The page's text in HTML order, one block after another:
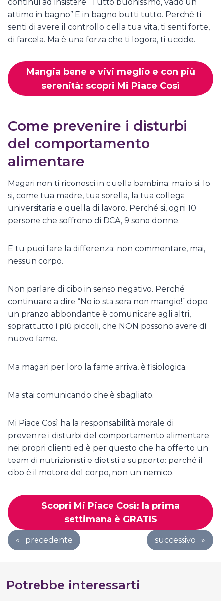
continui ad insistere “Tutto buonissimo, vado un
attimo in bagno” E in bagno butti tutto. Perché ti
senti di avere il controllo della tua vita, ti senti forte,
di farcela. Ma è una forza che ti logora, ti uccide.
Mangia bene e vivi meglio e con più
serenità: scopri Mi Piace Così
Come prevenire i disturbi
del comportamento
alimentare
Magari non ti riconosci in quella bambina: ma io si. Io
si, come tua madre, tua sorella, la tua collega
universitaria e quella di lavoro. Perché si, ogni 10
persone che soffrono di DCA, 9 sono donne.
E tu puoi fare la differenza: non commentare, mai,
nessun corpo.
Non parlare di cibo in senso negativo. Perché
continuare a dire “No io sta sera non mangio!” dopo
un pranzo abbondante è comunicare agli altri,
soprattutto i più piccoli, che NON possono avere di
nuovo fame.
Ma magari per loro la fame arriva, è fisiologica.
Ma stai comunicando che è sbagliato.
Mi Piace Così ha la responsabilità morale di
prevenire i disturbi del comportamento alimentare
nei propri clienti ed è per questo che ha offerto un
team di nutrizionisti e dietisti a supporto: perché il
cibo è il motore del corpo, non un nemico.
Scopri Mi Piace Così: la prima
settimana è GRATIS
« precedente successivo »
Potrebbe interessarti